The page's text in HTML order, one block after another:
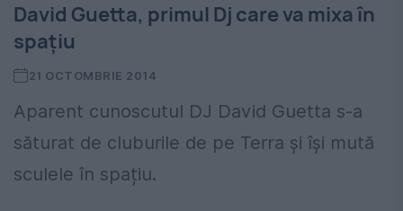
David Guetta, primul Dj care va mixa în
spațiu
21 OCTOMBRIE 2014
Aparent cunoscutul DJ David Guetta s-a
săturat de cluburile de pe Terra și își mută
sculele în spațiu.